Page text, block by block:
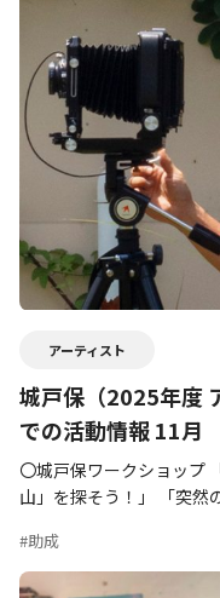
アーティスト
城戸保（2025年度
での活動情報 11月
〇城戸保ワークショップ
山」を探そう！」 「突然
#助成